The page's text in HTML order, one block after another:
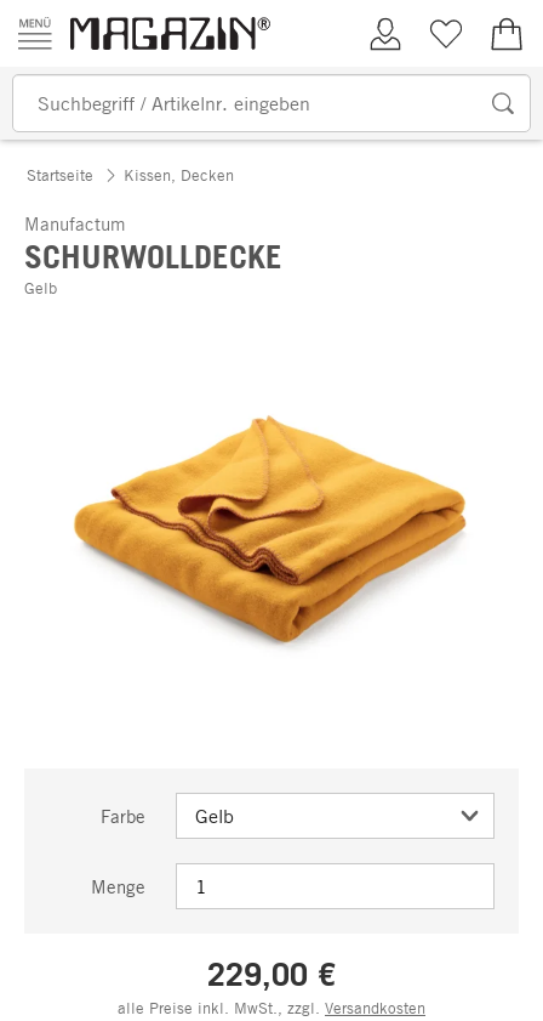
Zum Inhalt springen
Kundenkonto
Merkliste
Startseite Kissen, Decken
Manufactum
SCHURWOLLDECKE
Gelb
Farbe
Menge
229,00 €
alle Preise inkl. MwSt., zzgl. Versandkosten